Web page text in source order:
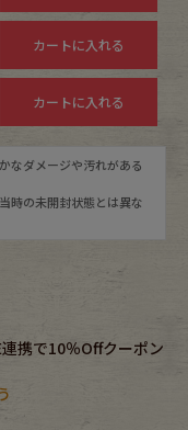
・Scarf
goods
カートに入れる
カートに入れる
なダメージや汚れがある
時の未開封状態とは異な
携で10％Offクーポン